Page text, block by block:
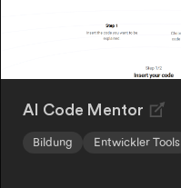
Technologien.
AI Code Mentor
Bildung Entwickler Tools